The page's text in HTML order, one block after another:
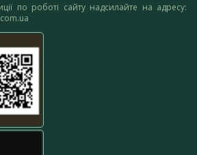
по роботі сайту надсилайте на адресу: